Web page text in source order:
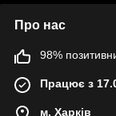
Про нас
98%
Працює з
м. Харків